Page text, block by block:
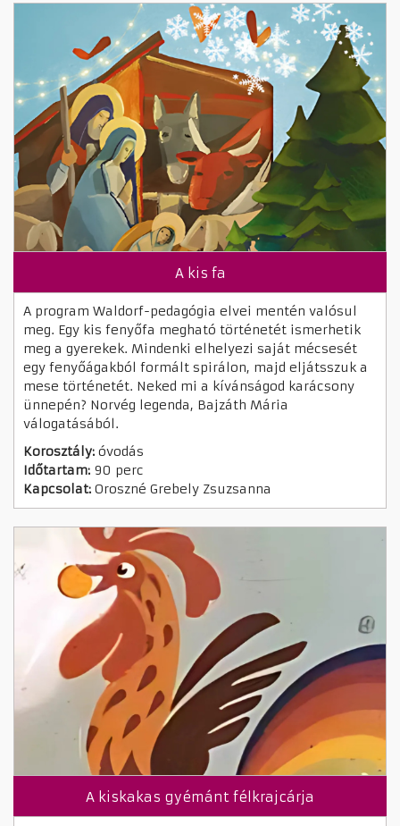
A kis fa
A program Waldorf-pedagógia elvei mentén valósul
meg. Egy kis fenyőfa megható történetét ismerhetik
meg a gyerekek. Mindenki elhelyezi saját mécsesét
egy fenyőágakból formált spirálon, majd eljátsszuk a
mese történetét. Neked mi a kívánságod karácsony
ünnepén? Norvég legenda, Bajzáth Mária
válogatásából.
Korosztály: óvodás
Időtartam: 90 perc
Kapcsolat: Oroszné Grebely Zsuzsanna
A kiskakas gyémánt félkrajcárja